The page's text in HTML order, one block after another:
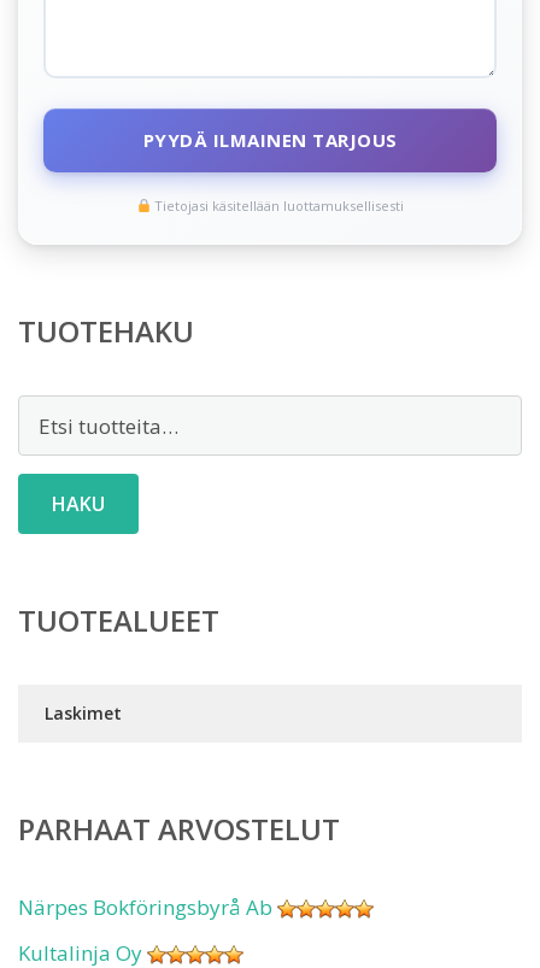
PYYDÄ ILMAINEN TARJOUS
Tietojasi käsitellään luottamuksellisesti
TUOTEHAKU
HAKU
TUOTEALUEET
Laskimet
PARHAAT ARVOSTELUT
Närpes Bokföringsbyrå Ab
Kultalinja Oy